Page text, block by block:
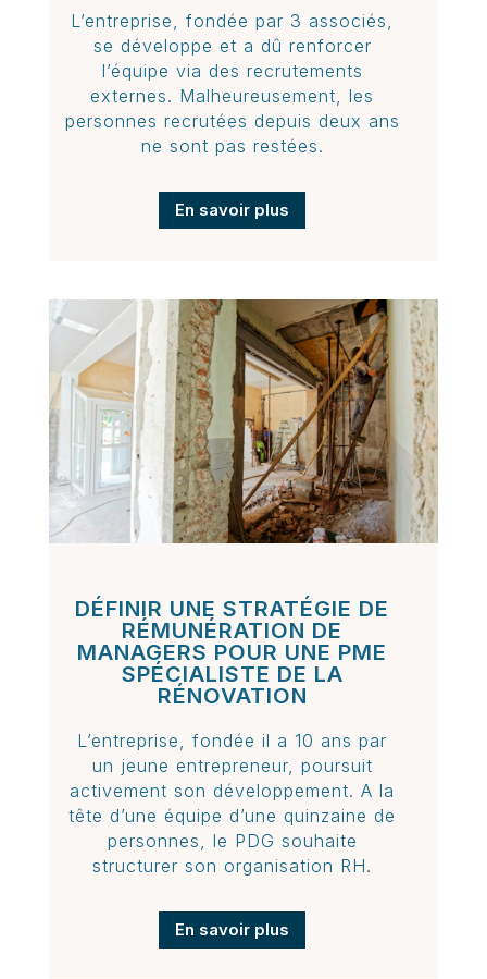
L’entreprise, fondée par 3 associés,
se développe et a dû renforcer
l’équipe via des recrutements
externes. Malheureusement, les
personnes recrutées depuis deux ans
ne sont pas restées.
En savoir plus
DÉFINIR UNE STRATÉGIE DE
RÉMUNÉRATION DE
MANAGERS POUR UNE PME
SPÉCIALISTE DE LA
RÉNOVATION
L’entreprise, fondée il a 10 ans par
un jeune entrepreneur, poursuit
activement son développement. A la
tête d’une équipe d’une quinzaine de
personnes, le PDG souhaite
structurer son organisation RH.
En savoir plus